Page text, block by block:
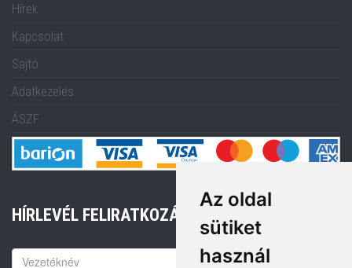
Az oldal
sütiket
használ
Hírek
Kapcsolat
Sajtó
Adatkezelés
ÁSZF
HÍRLEVÉL FELIRATKOZÁS
Keresztnév